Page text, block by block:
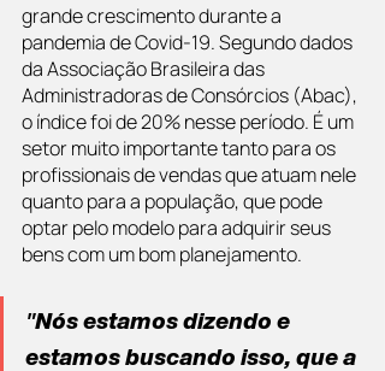
grande crescimento durante a
pandemia de Covid-19. Segundo dados
da Associação Brasileira das
Administradoras de Consórcios (Abac),
o índice foi de 20% nesse período. É um
setor muito importante tanto para os
profissionais de vendas que atuam nele
quanto para a população, que pode
optar pelo modelo para adquirir seus
bens com um bom planejamento.
"Nós estamos dizendo e
estamos buscando isso, que a